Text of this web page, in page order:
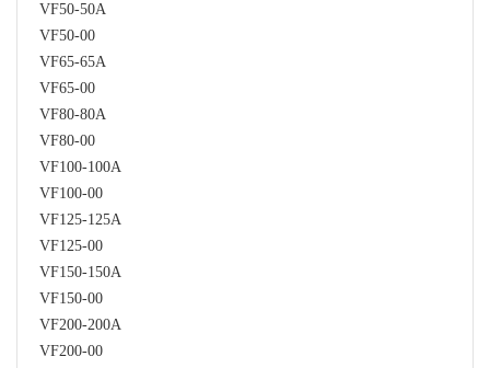
VF50-50A
VF50-00
VF65-65A
VF65-00
VF80-80A
VF80-00
VF100-100A
VF100-00
VF125-125A
VF125-00
VF150-150A
VF150-00
VF200-200A
VF200-00